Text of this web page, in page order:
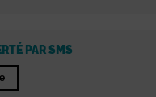
PAR SMS